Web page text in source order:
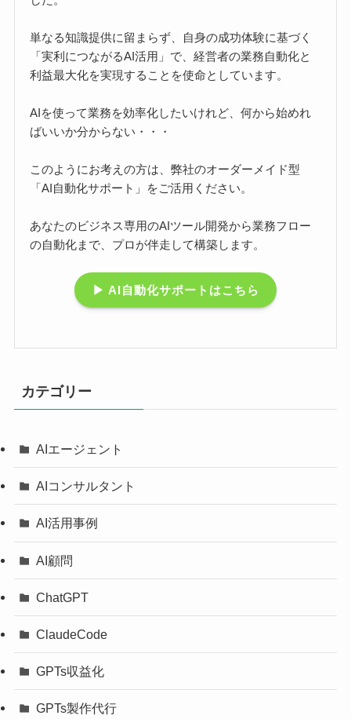
単なる知識提供に留まらず、自身の成功体験に基づく
「実利につながるAI活用」で、経営者の業務自動化と
利益最大化を実現することを使命としています。
AIを使って業務を効率化したいけれど、何から始めれ
ばいいか分からない・・・
このようにお考えの方は、弊社のオーダーメイド型
「AI自動化サポート」をご活用ください。
あなたのビジネス専用のAIツール開発から業務フロー
の自動化まで、プロが伴走して構築します。
▶ AI自動化サポートはこちら
カテゴリー
AIエージェント
AIコンサルタント
AI活用事例
AI顧問
ChatGPT
ClaudeCode
GPTs収益化
GPTs製作代行